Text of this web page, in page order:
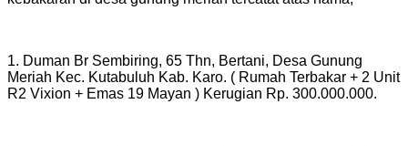
1. Duman Br Sembiring, 65 Thn, Bertani, Desa Gunung
Meriah Kec. Kutabuluh Kab. Karo. ( Rumah Terbakar + 2 Unit
R2 Vixion + Emas 19 Mayan ) Kerugian Rp. 300.000.000.